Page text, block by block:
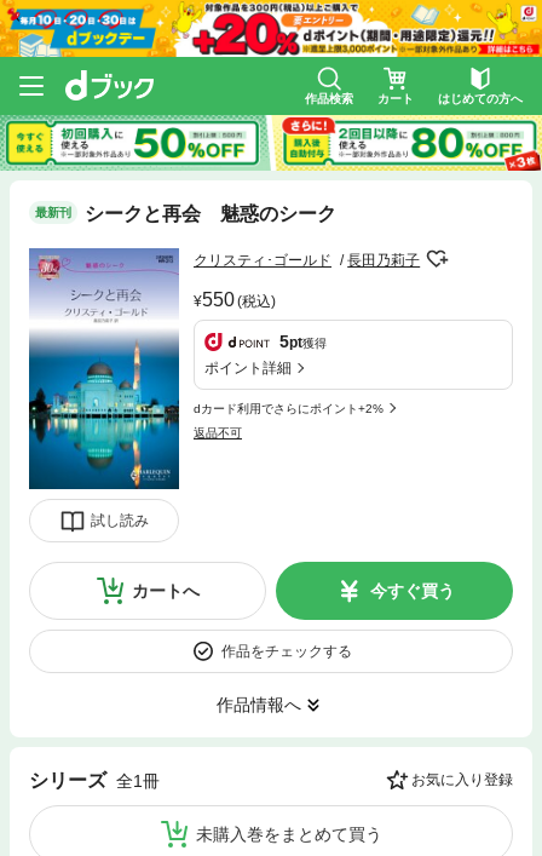
作品検索 カート はじめての方へ
最新刊 シークと再会 魅惑のシーク
試し読み
クリスティ･ゴールド 長田乃莉子
550(税込)
5pt獲得
ポイント詳細
dカード利用でさらにポイント+2%
返品不可
カートへ 今すぐ買う
作品をチェックする
作品情報へ
シリーズ 全1冊 お気に入り登録
未購入巻をまとめて買う